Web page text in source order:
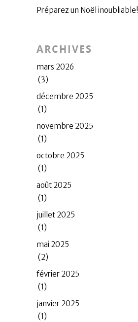
Préparez un Noël inoubliable!
ARCHIVES
mars 2026
(3)
décembre 2025
(1)
novembre 2025
(1)
octobre 2025
(1)
août 2025
(1)
juillet 2025
(1)
mai 2025
(2)
février 2025
(1)
janvier 2025
(1)